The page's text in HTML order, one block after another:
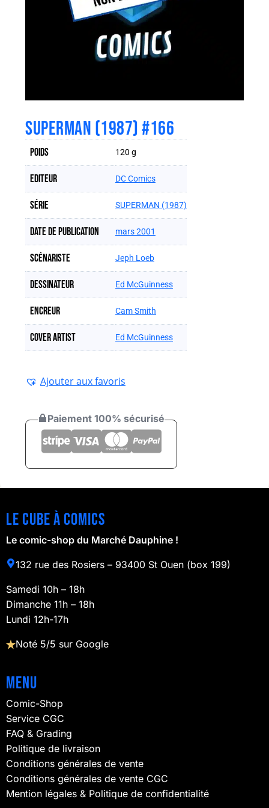
SUPERMAN (1987) #166
Poids 120 g
Editeur DC Comics
Série SUPERMAN (1987)
Date de publication mars 2001
Scénariste Jeph Loeb
Dessinateur Ed McGuinness
Encreur Cam Smith
Cover artist Ed McGuinness
Ajouter aux favoris
Paiement 100% sécurisé
Le cube à comics
Le comic-shop du Marché Dauphine !
132 rue des Rosiers – 93400 St Ouen (box 199)
Samedi 10h – 18h
Dimanche 11h – 18h
Lundi 12h-17h
Noté 5/5 sur Google
Menu
Comic-Shop
Service CGC
FAQ & Grading
Politique de livraison
Conditions générales de vente
Conditions générales de vente CGC
Mention légales & Politique de confidentialité